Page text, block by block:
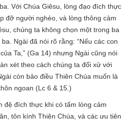
Với Chúa Giêsu, lòng đạo đích thực
đỡ người nghèo, và lòng thông cảm
chúng ta không chọn một trong ba
Ngài đã nói rõ rằng: “Nếu các con
Ta,” (Ga 14) nhưng Ngài cũng nói
xét theo cách chúng ta đối xử với
còn bảo điều Thiên Chúa muốn là
ngoan (Lc 6 & 15.)
đệ đích thực khi có tấm lòng cảm
tôn kính Thiên Chúa, và các ưu tiên